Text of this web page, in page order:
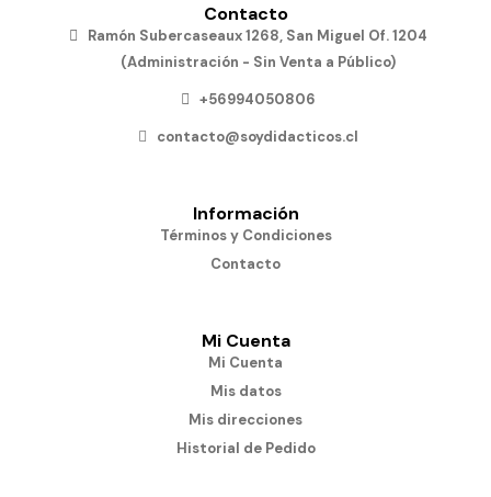
Contacto
Ramón Subercaseaux 1268, San Miguel Of. 1204
(Administración - Sin Venta a Público)
+56994050806
contacto@soydidacticos.cl
Información
Términos y Condiciones
Contacto
Mi Cuenta
Mi Cuenta
Mis datos
Mis direcciones
Historial de Pedido